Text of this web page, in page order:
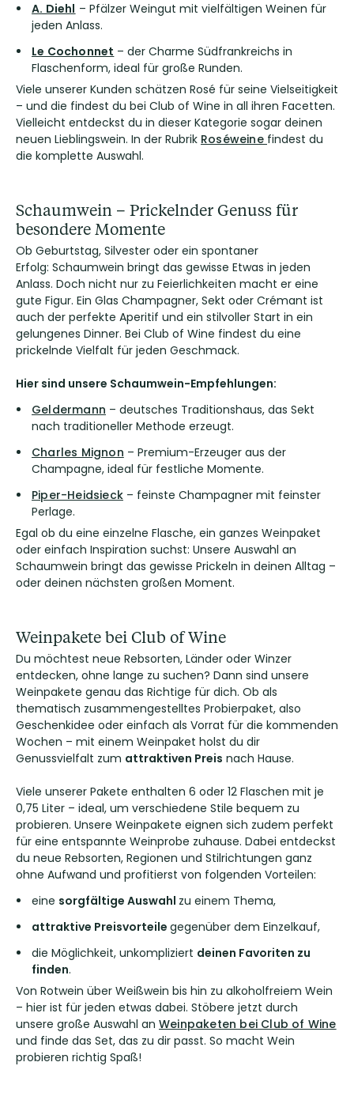
A. Diehl – Pfälzer Weingut mit vielfältigen Weinen für
jeden Anlass.
Le Cochonnet – der Charme Südfrankreichs in
Flaschenform, ideal für große Runden.
Viele unserer Kunden schätzen Rosé für seine Vielseitigkeit
– und die findest du bei Club of Wine in all ihren Facetten.
Vielleicht entdeckst du in dieser Kategorie sogar deinen
neuen Lieblingswein. In der Rubrik Roséweine findest du
die komplette Auswahl.
Schaumwein – Prickelnder Genuss für
besondere Momente
Ob Geburtstag, Silvester oder ein spontaner
Erfolg: Schaumwein bringt das gewisse Etwas in jeden
Anlass. Doch nicht nur zu Feierlichkeiten macht er eine
gute Figur. Ein Glas Champagner, Sekt oder Crémant ist
auch der perfekte Aperitif und ein stilvoller Start in ein
gelungenes Dinner. Bei Club of Wine findest du eine
prickelnde Vielfalt für jeden Geschmack.
Hier sind unsere Schaumwein-Empfehlungen:
Geldermann – deutsches Traditionshaus, das Sekt
nach traditioneller Methode erzeugt.
Charles Mignon – Premium-Erzeuger aus der
Champagne, ideal für festliche Momente.
Piper-Heidsieck – feinste Champagner mit feinster
Perlage.
Egal ob du eine einzelne Flasche, ein ganzes Weinpaket
oder einfach Inspiration suchst: Unsere Auswahl an
Schaumwein bringt das gewisse Prickeln in deinen Alltag –
oder deinen nächsten großen Moment.
Weinpakete bei Club of Wine
Du möchtest neue Rebsorten, Länder oder Winzer
entdecken, ohne lange zu suchen? Dann sind unsere
Weinpakete genau das Richtige für dich. Ob als
thematisch zusammengestelltes Probierpaket, also
Geschenkidee oder einfach als Vorrat für die kommenden
Wochen – mit einem Weinpaket holst du dir
Genussvielfalt zum attraktiven Preis nach Hause.
Viele unserer Pakete enthalten 6 oder 12 Flaschen mit je
0,75 Liter – ideal, um verschiedene Stile bequem zu
probieren. Unsere Weinpakete eignen sich zudem perfekt
für eine entspannte Weinprobe zuhause. Dabei entdeckst
du neue Rebsorten, Regionen und Stilrichtungen ganz
ohne Aufwand und profitierst von folgenden Vorteilen:
eine sorgfältige Auswahl zu einem Thema,
attraktive Preisvorteile gegenüber dem Einzelkauf,
die Möglichkeit, unkompliziert deinen Favoriten zu
finden.
Von Rotwein über Weißwein bis hin zu alkoholfreiem Wein
– hier ist für jeden etwas dabei. Stöbere jetzt durch
unsere große Auswahl an Weinpaketen bei Club of Wine
und finde das Set, das zu dir passt. So macht Wein
probieren richtig Spaß!